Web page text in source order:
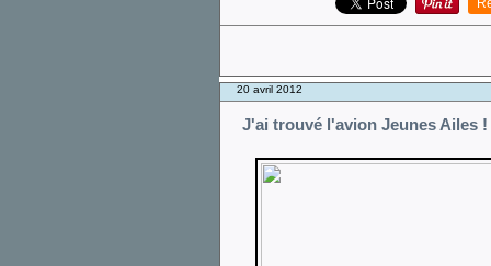
20 avril 2012
J'ai trouvé l'avion Jeunes Ailes !